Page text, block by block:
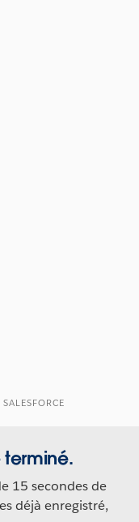
terminé.
15 secondes de
déjà enregistré,